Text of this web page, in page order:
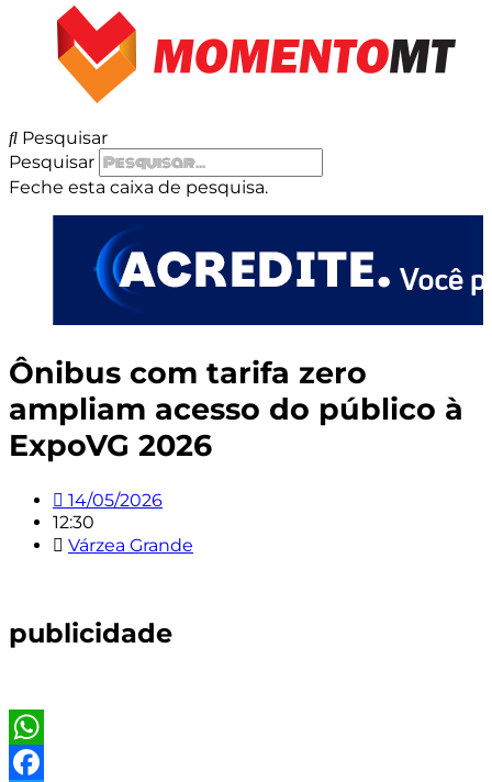
Pesquisar
Pesquisar
Feche esta caixa de pesquisa.
Ônibus com tarifa zero
ampliam acesso do público à
ExpoVG 2026
14/05/2026
12:30
Várzea Grande
publicidade
WhatsApp